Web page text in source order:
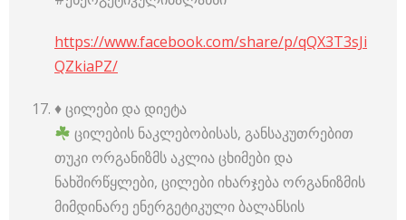
https://www.facebook.com/share/p/qQX3T3sJi
QZkiaPZ/
♦️ ცილები და დიეტა
ცილების ნაკლებობისას, განსაკუთრებით
თუკი ორგანიზმს აკლია ცხიმები და
ნახშირწყლები, ცილები იხარჯება ორგანიზმის
მიმდინარე ენერგეტიკული ბალანსის